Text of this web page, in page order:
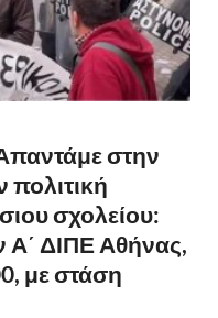
στην
πολιτική
σχολείου:
Α΄ ΔΙΠΕ Αθήνας,
με στάση